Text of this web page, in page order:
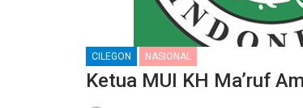
CILEGON NASIONAL
Ketua MUI KH Ma’ruf